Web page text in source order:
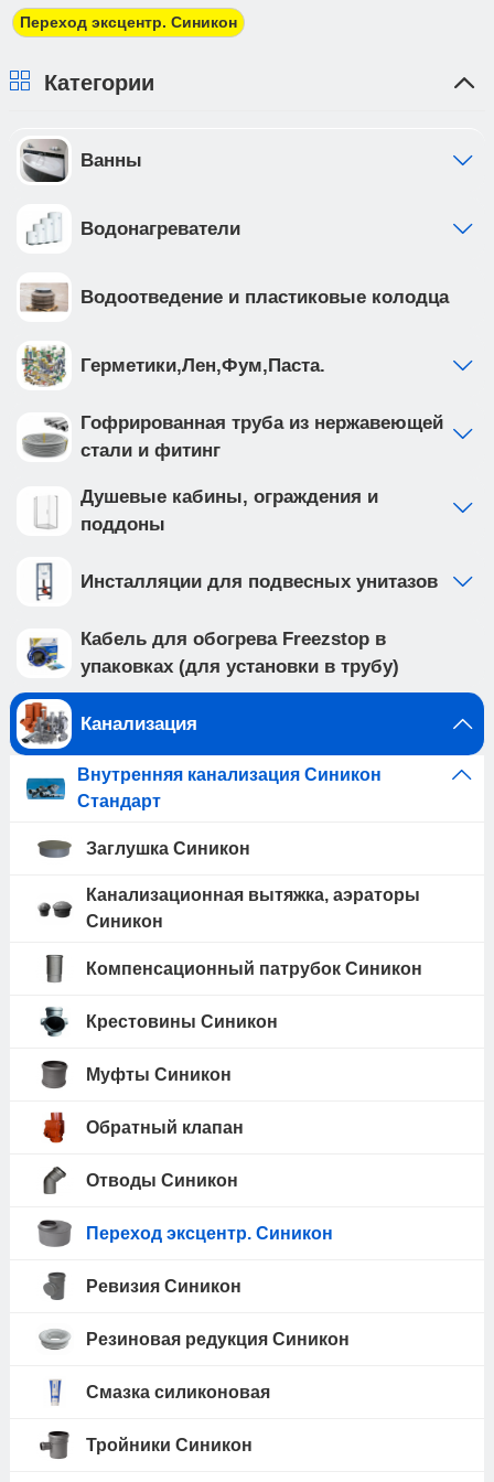
должны предоставить доверенность от фирмы-
плательщика.
Переход эксцентр. Синикон
Категории
Ванны
Водонагреватели
Водоотведение и пластиковые колодца
Герметики,Лен,Фум,Паста.
Гофрированная труба из нержавеющей
стали и фитинг
Душевые кабины, ограждения и
поддоны
Инсталляции для подвесных унитазов
Кабель для обогрева Freezstop в
упаковках (для установки в трубу)
Канализация
Внутренняя канализация Синикон
Стандарт
Заглушка Синикон
Канализационная вытяжка, аэраторы
Синикон
Компенсационный патрубок Синикон
Крестовины Синикон
Муфты Синикон
Обратный клапан
Отводы Синикон
Переход эксцентр. Синикон
Ревизия Синикон
Резиновая редукция Синикон
Смазка силиконовая
Тройники Синикон